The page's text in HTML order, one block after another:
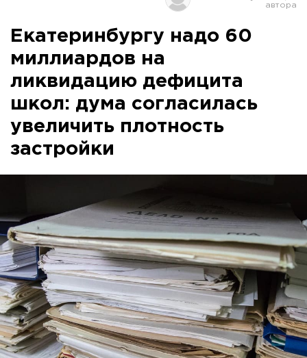
Екатеринбургу надо 60
миллиардов на
ликвидацию дефицита
школ: дума согласилась
увеличить плотность
застройки